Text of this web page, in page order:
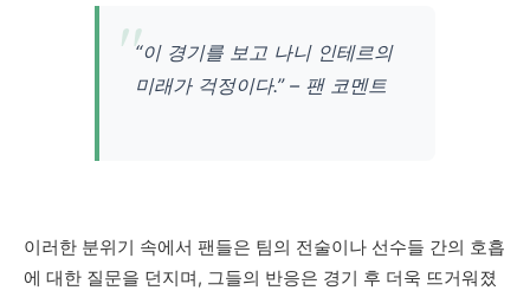
“이 경기를 보고 나니 인테르의
미래가 걱정이다.” – 팬 코멘트
이러한 분위기 속에서 팬들은 팀의 전술이나 선수들 간의 호흡
에 대한 질문을 던지며, 그들의 반응은 경기 후 더욱 뜨거워졌